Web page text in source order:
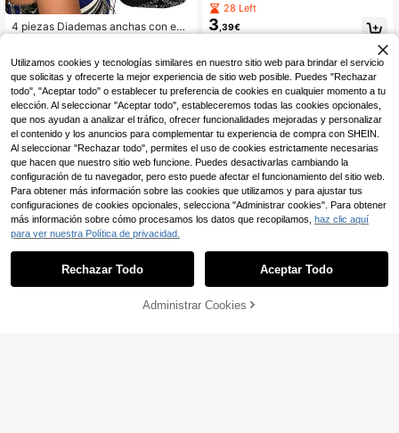
4 piezas Diademas anchas con est
orios para el cabello de mujer. Adec
uado para uso casual, fitness, comp
ras, vacaciones en la playa. Diade
mas para el cabello de playa de ver
ano, viajes, cumpleaños
chas con ojales de metal estilo pun
k para mujer, diadema de tela elásti
ca con decoración de remaches Y2
K, diadema deportiva de fitness cas
ual, accesorio para el cabello de est
ilo callejero diario para mujer, acces
orio para el cabello de verano, útile
s escolares, artículos de playa, artíc
ulos de verano, artículos esenciales
para vacaciones
28 Left
3 ,39€
AÑADIR A LA BOLSA
Utilizamos cookies y tecnologías similares en nuestro sitio web para brindar el servicio
que solicitas y ofrecerte la mejor experiencia de sitio web posible. Puedes "Rechazar
todo", "Aceptar todo" o establecer tu preferencia de cookies en cualquier momento a tu
elección. Al seleccionar "Aceptar todo", estableceremos todas las cookies opcionales,
que nos ayudan a analizar el tráfico, ofrecer funcionalidades mejoradas y personalizar
el contenido y los anuncios para complementar tu experiencia de compra con SHEIN.
Al seleccionar "Rechazar todo", permites el uso de cookies estrictamente necesarias
que hacen que nuestro sitio web funcione. Puedes desactivarlas cambiando la
configuración de tu navegador, pero esto puede afectar el funcionamiento del sitio web.
Para obtener más información sobre las cookies que utilizamos y para ajustar tus
configuraciones de cookies opcionales, selecciona "Administrar cookies". Para obtener
más información sobre cómo procesamos los datos que recopilamos, haz clic aquí
para ver nuestra Política de privacidad.
Rechazar Todo Aceptar Todo
Administrar Cookies